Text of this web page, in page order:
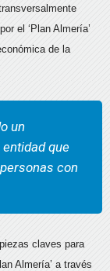
el ‘Plan Almería’
de la
un
que
con
claves para
Almería’ a través